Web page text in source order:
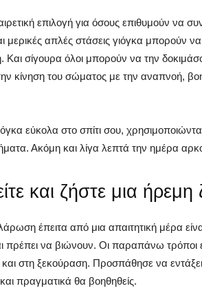
επιλογή για όσους επιθυμούν να
απλές στάσεις γιόγκα μπορούν
Και σίγουρα όλοι μπορούν να την
κίνηση του σώματος με την αναπνοή,
εύκολα στο σπίτι σου,
Ακόμη και λίγα λεπτά την ημέρα
και ζήστε μια ήρεμη
έπειτα από μια απαιτητική μέρα
πρέπει να βιώνουν. Οι παραπάνω τρόποι
στη ξεκούραση. Προσπάθησε να
πραγματικά θα βοηθηθείς.